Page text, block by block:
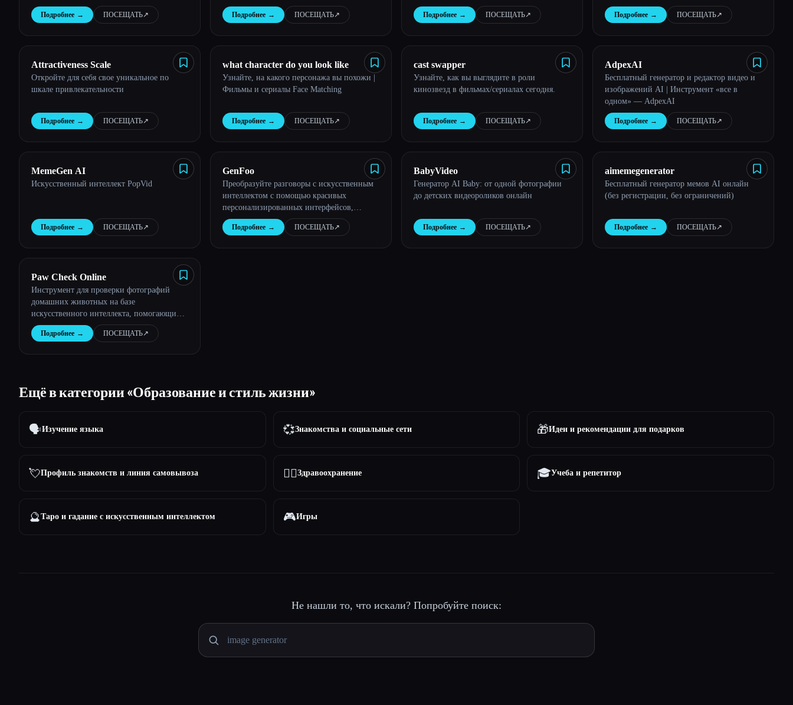
Подробнее → ПОСЕЩАТЬ↗︎
интеллектом на основе ваших любимых
музыкальных жанров и привычек
Подробнее → ПОСЕЩАТЬ↗︎
пользователям визуализировать, как они
будут выглядеть с модной прической.
Подробнее → ПОСЕЩАТЬ↗︎
животных
Подробнее → ПОСЕЩАТЬ↗︎
Attractiveness Scale
Откройте для себя свое уникальное по
шкале привлекательности
Подробнее → ПОСЕЩАТЬ↗︎
what character do you look like
Узнайте, на какого персонажа вы похожи |
Фильмы и сериалы Face Matching
Подробнее → ПОСЕЩАТЬ↗︎
cast swapper
Узнайте, как вы выглядите в роли
кинозвезд в фильмах/сериалах сегодня.
Подробнее → ПОСЕЩАТЬ↗︎
AdpexAI
Бесплатный генератор и редактор видео и
изображений AI | Инструмент «все в
одном» — AdpexAI
Подробнее → ПОСЕЩАТЬ↗︎
MemeGen AI
Искусственный интеллект PopVid
Подробнее → ПОСЕЩАТЬ↗︎
GenFoo
Преобразуйте разговоры с искусственным
интеллектом с помощью красивых
персонализированных интерфейсов,
соответствующих вашему уникальному
стилю и рабочему процессу.
Подробнее → ПОСЕЩАТЬ↗︎
BabyVideo
Генератор AI Baby: от одной фотографии
до детских видеороликов онлайн
Подробнее → ПОСЕЩАТЬ↗︎
aimemegenerator
Бесплатный генератор мемов AI онлайн
(без регистрации, без ограничений)
Подробнее → ПОСЕЩАТЬ↗︎
Paw Check Online
Инструмент для проверки фотографий
домашних животных на базе
искусственного интеллекта, помогающий
владельцам следить за состоянием глаз,
кожи, зубов и ушей.
Подробнее → ПОСЕЩАТЬ↗︎
Ещё в категории «Образование и стиль жизни»
🗣️Изучение языка 💞Знакомства и социальные сети 🎁Идеи и рекомендации для подарков
💘Профиль знакомств и линия самовывоза 👩‍⚕️Здравоохранение 🎓Учеба и репетитор
🔮Таро и гадание с искусственным интеллектом 🎮Игры
Не нашли то, что искали? Попробуйте поиск: